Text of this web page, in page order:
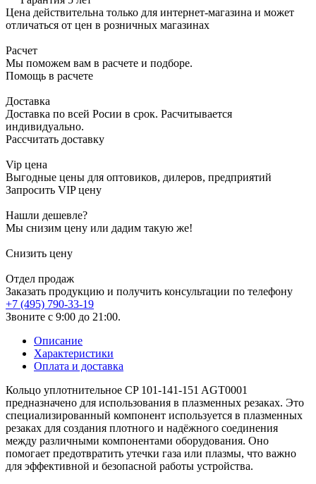
Цена действительна только для интернет-магазина и может
отличаться от цен в розничных магазинах
Расчет
Мы поможем вам в расчете и подборе.
Помощь в расчете
Доставка
Доставка по всей Росии в срок. Расчитывается
индивидуально.
Рассчитать доставку
Vip цена
Выгодные цены для оптовиков, дилеров, предприятий
Запросить VIP цену
Нашли дешевле?
Мы снизим цену или дадим такую же!
Снизить цену
Отдел продаж
Заказать продукцию и получить консультации по телефону
+7 (495) 790-33-19
Звоните с 9:00 до 21:00.
Описание
Характеристики
Оплата и доставка
Кольцо уплотнительное CP 101-141-151 AGT0001
предназначено для использования в плазменных резаках. Это
специализированный компонент используется в плазменных
резаках для создания плотного и надёжного соединения
между различными компонентами оборудования. Оно
помогает предотвратить утечки газа или плазмы, что важно
для эффективной и безопасной работы устройства.